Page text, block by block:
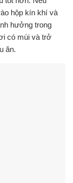
hộp kín khí và
hưởng trong
có mùi và trở
ăn.